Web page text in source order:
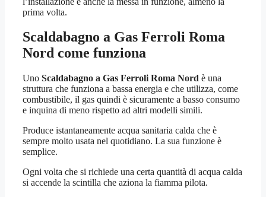
prima volta.
Scaldabagno a Gas Ferroli Roma
Nord come funziona
Uno Scaldabagno a Gas Ferroli Roma Nord è una
struttura che funziona a bassa energia e che utilizza, come
combustibile, il gas quindi è sicuramente a basso consumo
e inquina di meno rispetto ad altri modelli simili.
Produce istantaneamente acqua sanitaria calda che è
sempre molto usata nel quotidiano. La sua funzione è
semplice.
Ogni volta che si richiede una certa quantità di acqua calda
si accende la scintilla che aziona la fiamma pilota.